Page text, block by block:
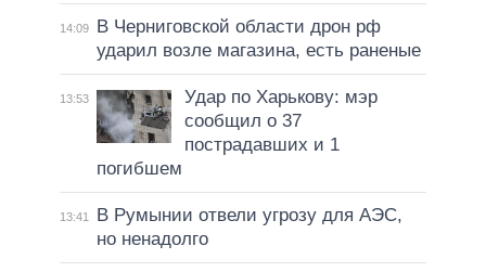
14:09
В Черниговской области дрон рф
ударил возле магазина, есть раненые
13:53
Удар по Харькову: мэр
сообщил о 37
пострадавших и 1
погибшем
13:41
В Румынии отвели угрозу для АЭС,
но ненадолго